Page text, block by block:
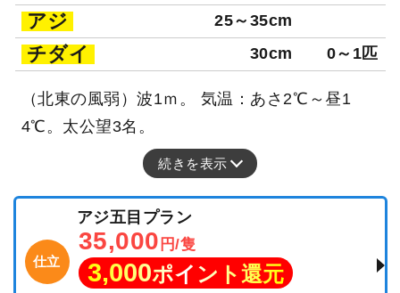
アジ 25～35cm
チダイ 30cm 0～1匹
（北東の風弱）波1ｍ。 気温：あさ2℃～昼1
4℃。太公望3名。
続きを表示
仕立
アジ五目プラン
35,000 円/隻
3,000ポイント還元